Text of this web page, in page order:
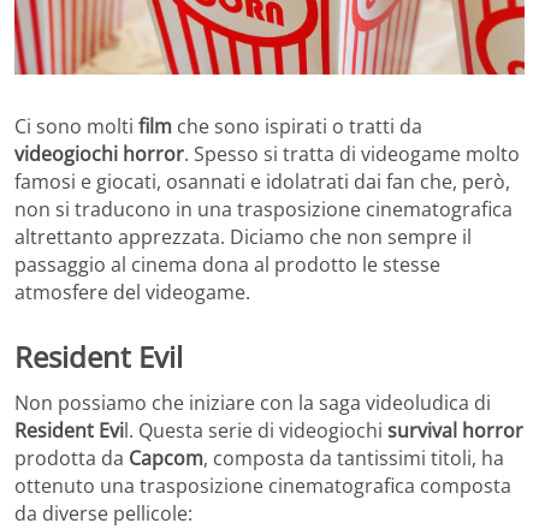
Ci sono molti film che sono ispirati o tratti da
videogiochi horror. Spesso si tratta di videogame molto
famosi e giocati, osannati e idolatrati dai fan che, però,
non si traducono in una trasposizione cinematografica
altrettanto apprezzata. Diciamo che non sempre il
passaggio al cinema dona al prodotto le stesse
atmosfere del videogame.
Resident Evil
Non possiamo che iniziare con la saga videoludica di
Resident Evil. Questa serie di videogiochi survival horror
prodotta da Capcom, composta da tantissimi titoli, ha
ottenuto una trasposizione cinematografica composta
da diverse pellicole: